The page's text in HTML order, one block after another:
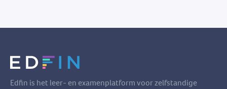
Edfin is het leer- en examenplatform voor zelfstandige